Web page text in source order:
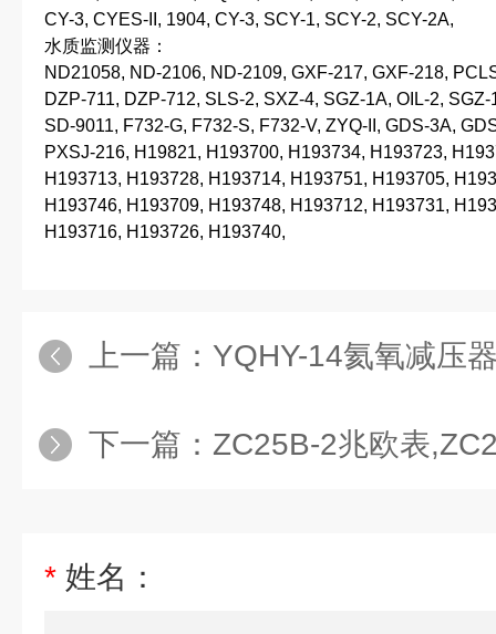
CY-3, CYES-II, 1904, CY-3, SCY-1, SCY-2, SCY-2A,
水质监测仪器：
ND21058, ND-2106, ND-2109, GXF-217, GXF-218,
DZP-711, DZP-712, SLS-2, SXZ-4, SGZ-1A, OIL-2, SGZ-
SD-9011, F732-G, F732-S, F732-V, ZYQ-II, GDS-3A,
PXSJ-216, H19821, H193700, H193734, H193723,
H193713, H193728, H193714, H193751, H193705,
H193746, H193709, H193748, H193712, H193731,
H193716, H193726, H193740,
上一篇： YQHY-14氦氧减压
下一篇： ZC25B-2兆欧表
* 姓名：